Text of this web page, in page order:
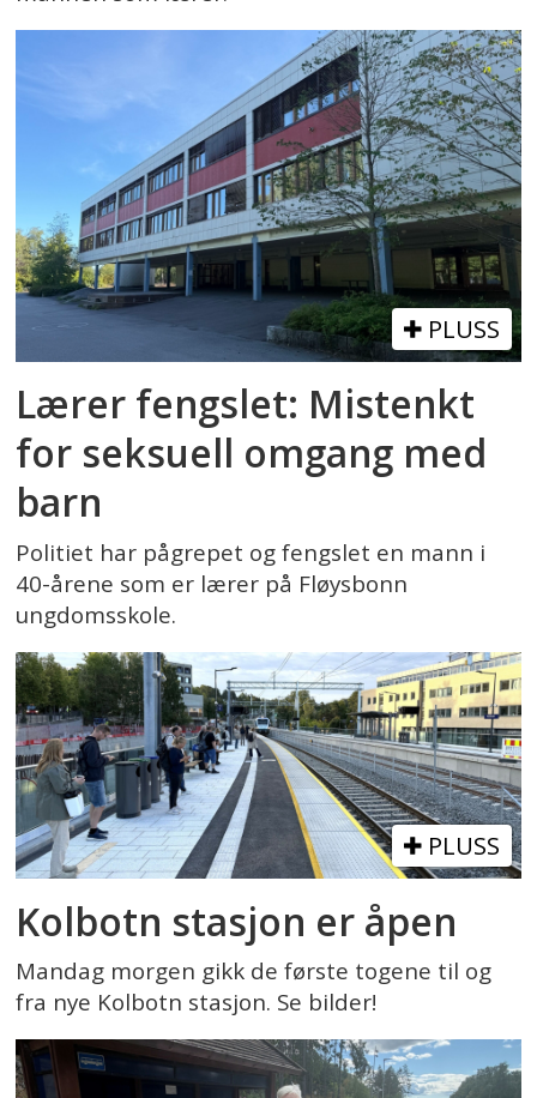
PLUSS
Lærer fengslet: Mistenkt
for seksuell omgang med
barn
Politiet har pågrepet og fengslet en mann i
40-årene som er lærer på Fløysbonn
ungdomsskole.
PLUSS
Kolbotn stasjon er åpen
Mandag morgen gikk de første togene til og
fra nye Kolbotn stasjon. Se bilder!